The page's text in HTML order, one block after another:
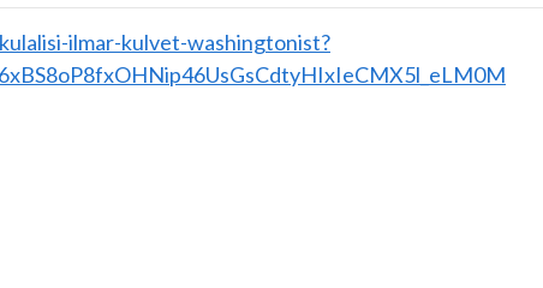
ilmar-kulvet-washingtonist?